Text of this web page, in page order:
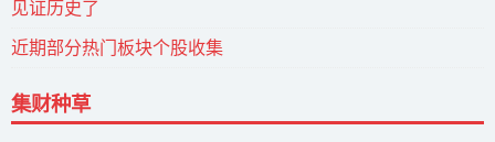
见证历史了
近期部分热门板块个股收集
集财种草